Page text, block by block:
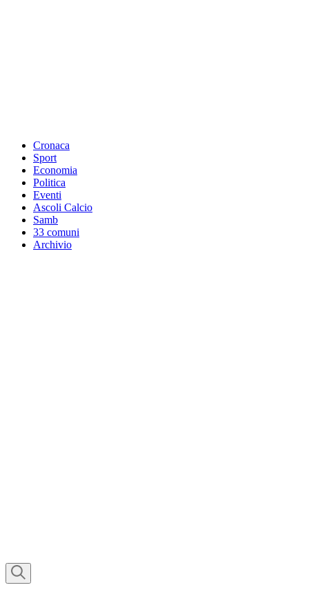
Cronaca
Sport
Economia
Politica
Eventi
Ascoli Calcio
Samb
33 comuni
Archivio